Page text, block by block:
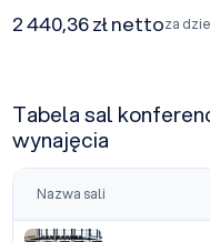
2 440,36 zł nettoza
Tabela sal
wynajęcia
Nazwa sali